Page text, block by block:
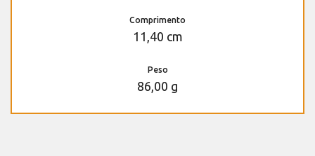
Comprimento
11,40 cm
Peso
86,00 g